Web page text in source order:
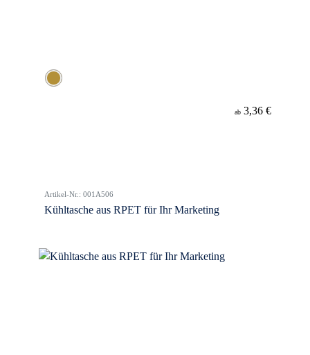
ab 3,36 €
Artikel-Nr.: 001A506
Kühltasche aus RPET für Ihr Marketing